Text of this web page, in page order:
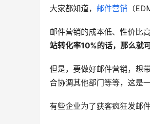
大家都知道， 邮件营销 （
邮件营销的成本低、性价比高
站转化率10%的话，那么就
但是，要做好邮件营销，想
合协调其他部门等等，这是
有些企业为了获客疯狂发邮